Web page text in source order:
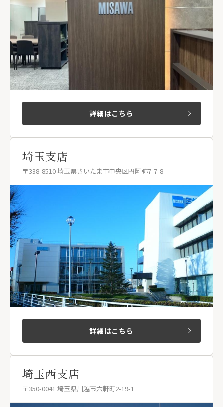
詳細はこちら
埼玉支店
〒338-8510 埼玉県さいたま市中央区円阿弥7-7-8
詳細はこちら
埼玉西支店
〒350-0041 埼玉県川越市六軒町2-19-1